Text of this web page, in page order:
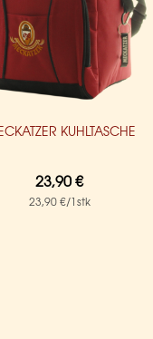
KÜHLTASCHE
23,90 €
23,90 €/1stk